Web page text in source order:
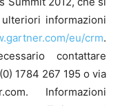
informazioni
eu/crm.
contattare
1784 267 195 o via
Informazioni